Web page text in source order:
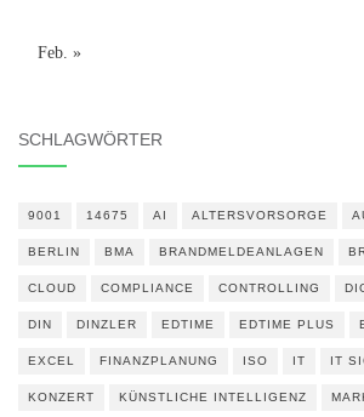
Feb. »
SCHLAGWÖRTER
9001 14675 AI ALTERSVORSORGE
BERLIN BMA BRANDMELDEANLAGEN
CLOUD COMPLIANCE CONTROLLING
DIN DINZLER EDTIME EDTIME PLUS
EXCEL FINANZPLANUNG ISO IT IT
KONZERT KÜNSTLICHE INTELLIGENZ